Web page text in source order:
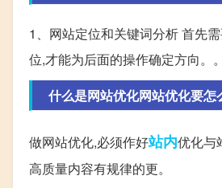
1、网站定位和关键词分析 首先
位,才能为后面的操作确定方向。。
什么是网站优化网站优化要怎
做网站优化,必须作好站内优化与
高质量内容有规律的更。